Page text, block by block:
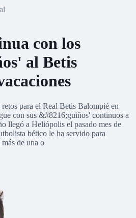
con los
al Betis
para el Real Betis Balompié en
con sus &#8216;guiños' continuos a
llegó a Heliópolis el pasado mes de
bético le ha servido para
de una o